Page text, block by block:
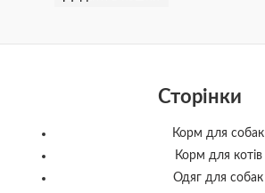
Сторінки
Корм для собак
Корм для котів
Одяг для собак